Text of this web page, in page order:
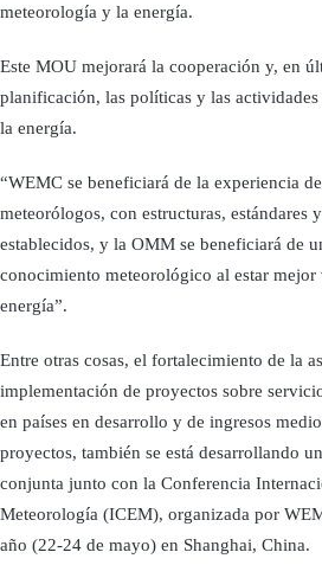
meteorología y la energía.
Este MOU mejorará la cooperación y, en
planificación, las políticas y las actividades
la energía.
“WEMC se beneficiará de la experiencia
meteorólogos, con estructuras, estándares
establecidos, y la OMM se beneficiará de
conocimiento meteorológico al estar mejor
energía”.
Entre otras cosas, el fortalecimiento de la
implementación de proyectos sobre
en países en desarrollo y de ingresos
proyectos, también se está desarrollando
conjunta junto con la Conferencia
Meteorología (ICEM), organizada por
año (22-24 de mayo) en Shanghai, China.